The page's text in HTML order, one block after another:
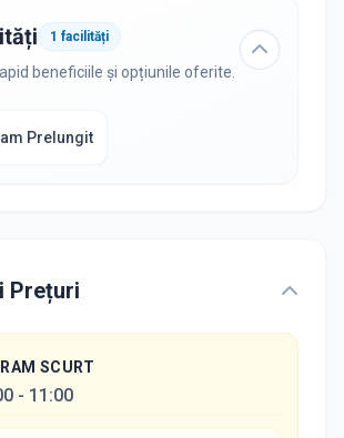
1 facilități
beneficiile și opțiunile oferite.
Prelungit
Prețuri
SCURT
- 11:00